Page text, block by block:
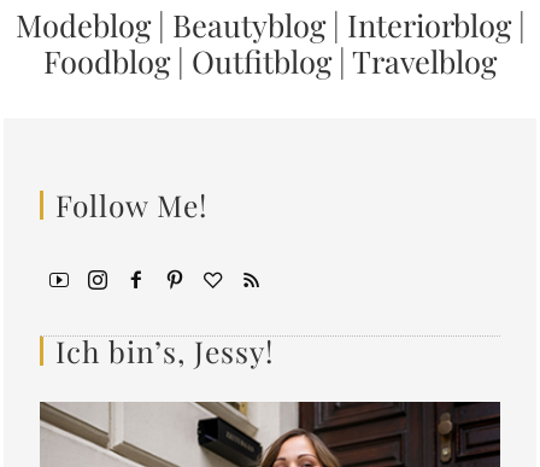
Modeblog| Beautyblog| Interiorblog|
Foodblog| Outfitblog| Travelblog
Follow Me!
Ich bin’s, Jessy!